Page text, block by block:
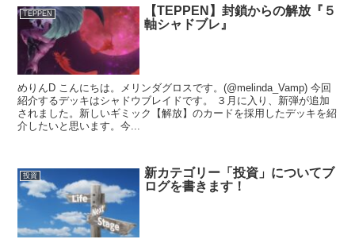
TEPPEN
【TEPPEN】封鎖からの解放『５
軸シャドブレ』
めりんD こんにちは。メリンダグロスです。(@melinda_Vamp) 今回
紹介するデッキはシャドウブレイドです。 ３月に入り、新弾が追加
されました。新しいギミック【解放】のカードを採用したデッキを紹
介したいと思います。今...
投資
新カテゴリー「投資」についてブ
ログを書きます！